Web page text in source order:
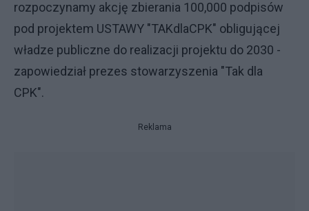
rozpoczynamy akcję zbierania 100,000 podpisów
pod projektem USTAWY "TAKdlaCPK" obligującej
władze publiczne do realizacji projektu do 2030 -
zapowiedział prezes stowarzyszenia "Tak dla
CPK".
Reklama